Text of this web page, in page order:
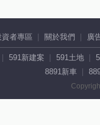
資者專區 關於我們 廣
591新建案 591土地
8891新車